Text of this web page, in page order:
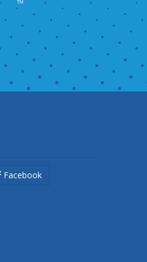
Facebook